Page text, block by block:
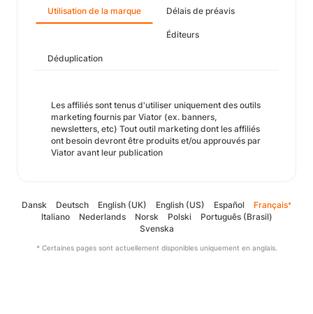
Utilisation de la marque Délais de préavis
Éditeurs
Déduplication
Les affiliés sont tenus d'utiliser uniquement des outils
marketing fournis par Viator (ex. banners,
newsletters, etc) Tout outil marketing dont les affiliés
ont besoin devront être produits et/ou approuvés par
Viator avant leur publication
Dansk Deutsch English (UK) English (US) Español Français*
Italiano Nederlands Norsk Polski
Português (Brasil)
Svenska
* Certaines pages sont actuellement disponibles uniquement en anglais.